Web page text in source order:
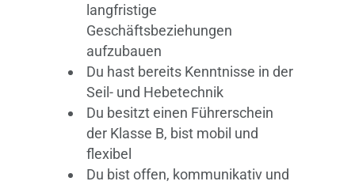
langfristige
Geschäftsbeziehungen
aufzubauen
Du hast bereits Kenntnisse in der
Seil- und Hebetechnik
Du besitzt einen Führerschein
der Klasse B, bist mobil und
flexibel
Du bist offen, kommunikativ und